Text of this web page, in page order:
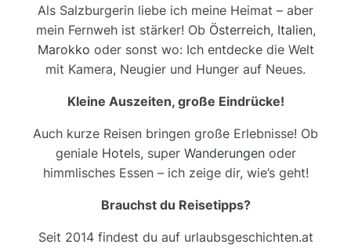
Als Salzburgerin liebe ich meine Heimat – aber
mein Fernweh ist stärker! Ob Österreich, Italien,
Marokko oder sonst wo: Ich entdecke die Welt
mit Kamera, Neugier und Hunger auf Neues.
Kleine Auszeiten, große Eindrücke!
Auch kurze Reisen bringen große Erlebnisse! Ob
geniale Hotels, super Wanderungenoder
himmlisches Essen – ich zeige dir, wie’s geht!
Brauchst du Reisetipps?
Seit 2014 findest du auf urlaubsgeschichten.at